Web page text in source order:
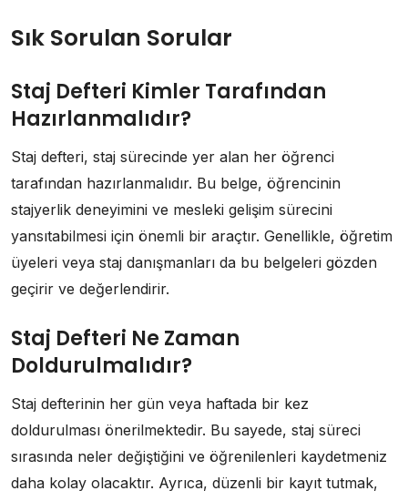
Sık Sorulan Sorular
Staj Defteri Kimler Tarafından
Hazırlanmalıdır?
Staj defteri, staj sürecinde yer alan her öğrenci
tarafından hazırlanmalıdır. Bu belge, öğrencinin
stajyerlik deneyimini ve mesleki gelişim sürecini
yansıtabilmesi için önemli bir araçtır. Genellikle, öğretim
üyeleri veya staj danışmanları da bu belgeleri gözden
geçirir ve değerlendirir.
Staj Defteri Ne Zaman
Doldurulmalıdır?
Staj defterinin her gün veya haftada bir kez
doldurulması önerilmektedir. Bu sayede, staj süreci
sırasında neler değiştiğini ve öğrenilenleri kaydetmeniz
daha kolay olacaktır. Ayrıca, düzenli bir kayıt tutmak,